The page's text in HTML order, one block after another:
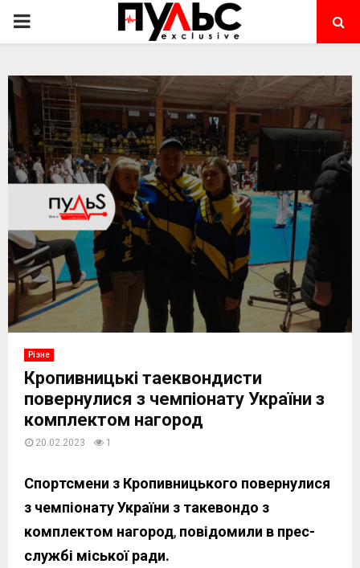
PRIMARY
Різне
Кропивницькі таеквондисти
повернулися з чемпіонату України з
комплектом нагород
20.02.2023 1
Спортсмени з Кропивницького повернулися
з чемпіонату України з такевондо з
комплектом нагород, повідомили в прес-
службі міської ради.